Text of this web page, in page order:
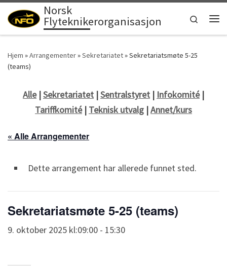
Skip to content
Norsk
Flyteknikerorganisasjon
Search
Hjem »Arrangementer»Sekretariatet»Sekretariatsmøte 5-25
(teams)
Alle|Sekretariatet |Sentralstyret | Infokomité|
Tariffkomité| Teknisk utvalg |Annet/kurs
« Alle Arrangementer
Dette arrangement har allerede funnet sted.
Sekretariatsmøte 5-25 (teams)
9. oktober 2025 kl:09:00 - 15:30